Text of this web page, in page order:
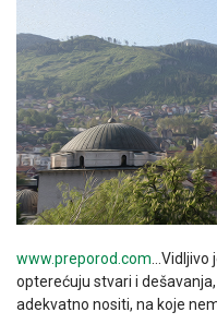
www.preporod.com…Vidljivo
opterećuju stvari i
adekvatno nositi, na koje